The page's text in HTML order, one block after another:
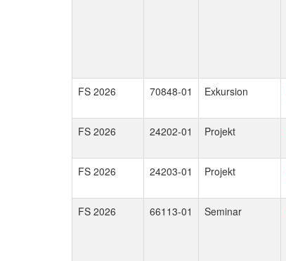
FS 2026 70848-01 Exkursion
FS 2026 24202-01 Projekt
FS 2026 24203-01 Projekt
FS 2026 66113-01 Seminar